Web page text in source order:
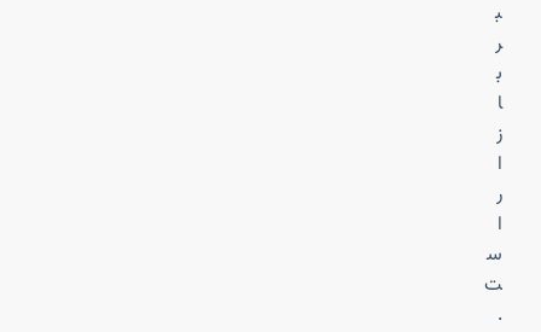
ب
ر
ب
ا
ز
ا
ر
ا
س
ت
.